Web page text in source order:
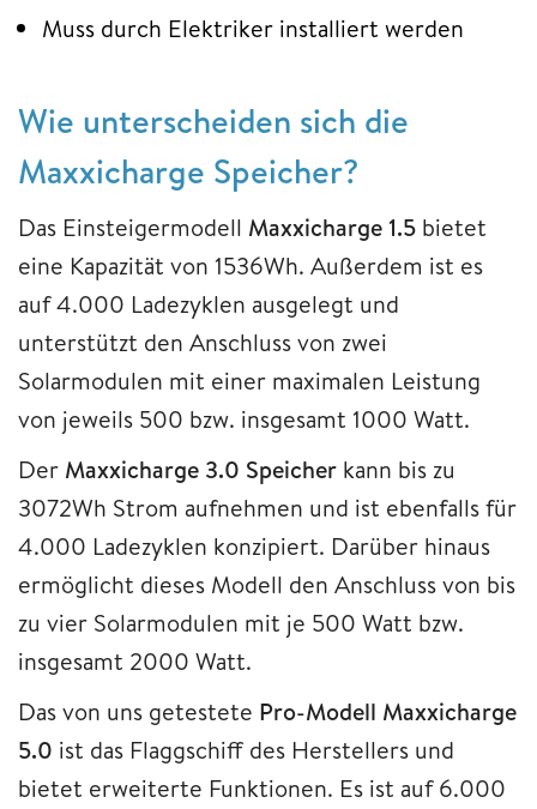
Muss durch Elektriker installiert werden
Wie unterscheiden sich die
Maxxicharge Speicher?
Das Einsteigermodell Maxxicharge 1.5 bietet
eine Kapazität von 1536Wh. Außerdem ist es
auf 4.000 Ladezyklen ausgelegt und
unterstützt den Anschluss von zwei
Solarmodulen mit einer maximalen Leistung
von jeweils 500 bzw. insgesamt 1000 Watt.
Der Maxxicharge 3.0 Speicher kann bis zu
3072Wh Strom aufnehmen und ist ebenfalls für
4.000 Ladezyklen konzipiert. Darüber hinaus
ermöglicht dieses Modell den Anschluss von bis
zu vier Solarmodulen mit je 500 Watt bzw.
insgesamt 2000 Watt.
Das von uns getestete Pro-Modell Maxxicharge
5.0 ist das Flaggschiff des Herstellers und
bietet erweiterte Funktionen. Es ist auf 6.000